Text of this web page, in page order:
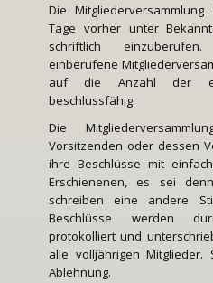
Die
Tage vorher unter
schriftlich
einberufene
auf die Anzahl der
beschlussfähig.
Die
Vorsitzenden oder dessen
ihre Beschlüsse mit
Erschienenen, es sei
schreiben eine andere
Beschlüsse werden
protokolliert und
alle volljährigen Mitglieder.
Ablehnung.